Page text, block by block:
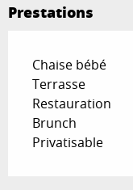
Prestations
Chaise bébé
Terrasse
Restauration
Brunch
Privatisable